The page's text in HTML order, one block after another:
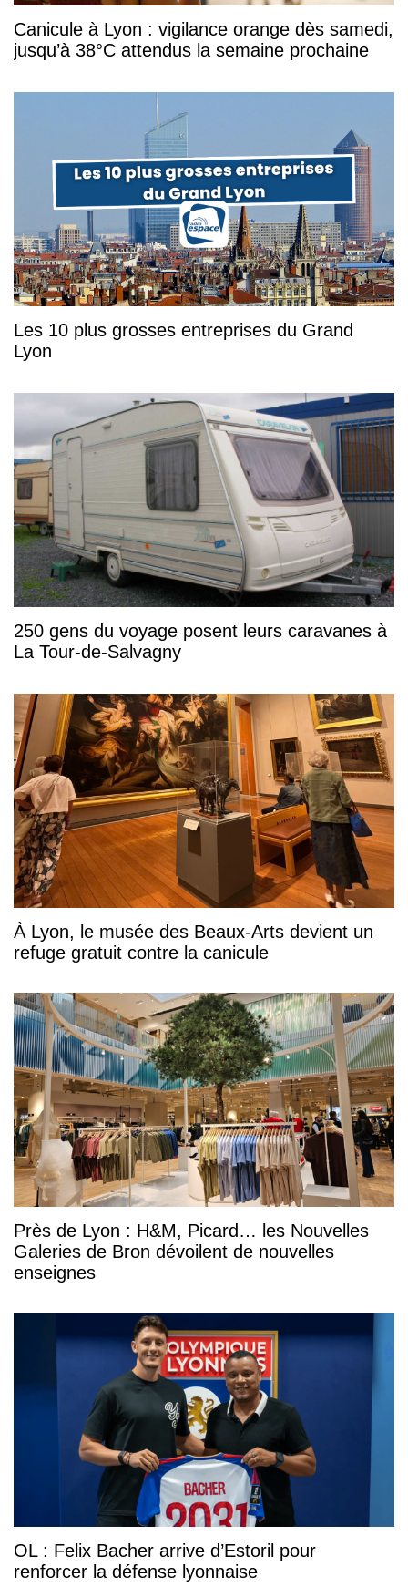
Canicule à Lyon : vigilance orange dès samedi,
jusqu’à 38°C attendus la semaine prochaine
Les 10 plus grosses entreprises du Grand
Lyon
250 gens du voyage posent leurs caravanes à
La Tour-de-Salvagny
À Lyon, le musée des Beaux-Arts devient un
refuge gratuit contre la canicule
Près de Lyon : H&M, Picard… les Nouvelles
Galeries de Bron dévoilent de nouvelles
enseignes
OL : Felix Bacher arrive d’Estoril pour
renforcer la défense lyonnaise